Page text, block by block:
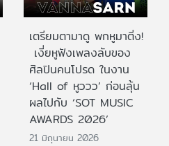
เตรียมตามาดู พกหูมาติ่ง!
เงี่ยหูฟังเพลงลับของ
ศิลปินคนโปรด ในงาน
‘Hall of หูววว’ ก่อนลุ้น
ผลไปกับ ‘SOT MUSIC
AWARDS 2026’
21 มิถุนายน 2026